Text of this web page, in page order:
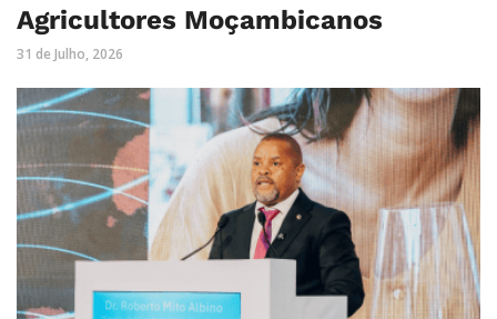
Agricultores Moçambicanos
31 de Julho, 2026